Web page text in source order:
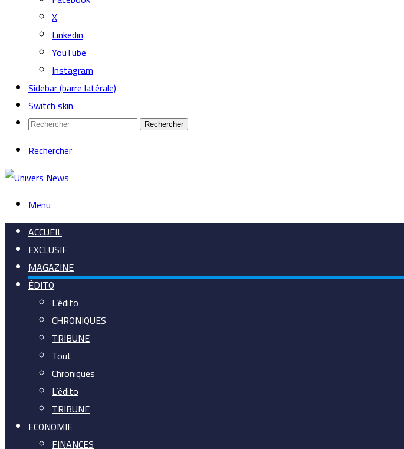
X
Linkedin
YouTube
Instagram
Sidebar (barre latérale)
Switch skin
Rechercher
Rechercher
Menu
ACCUEIL
EXCLUSIF
MAGAZINE
ÉDITO
L’édito
CHRONIQUES
TRIBUNE
Tout
Chroniques
L’édito
TRIBUNE
ECONOMIE
FINANCES